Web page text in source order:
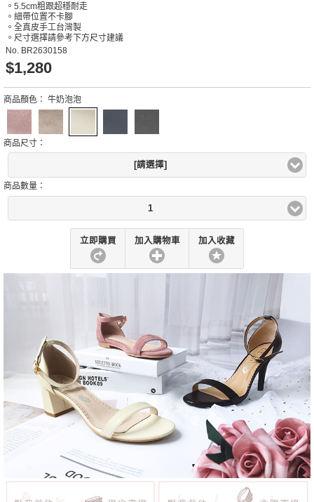
。5.5cm粗跟超穩耐走
。細帶位置不卡腳
。全真皮手工台灣製
。尺寸選擇請參考下方尺寸建議
No. BR2630158
$1,280
商品顏色： 牛奶泡泡
商品尺寸：
[請選擇]
商品數量：
1
立即購買 加入購物車 加入收藏